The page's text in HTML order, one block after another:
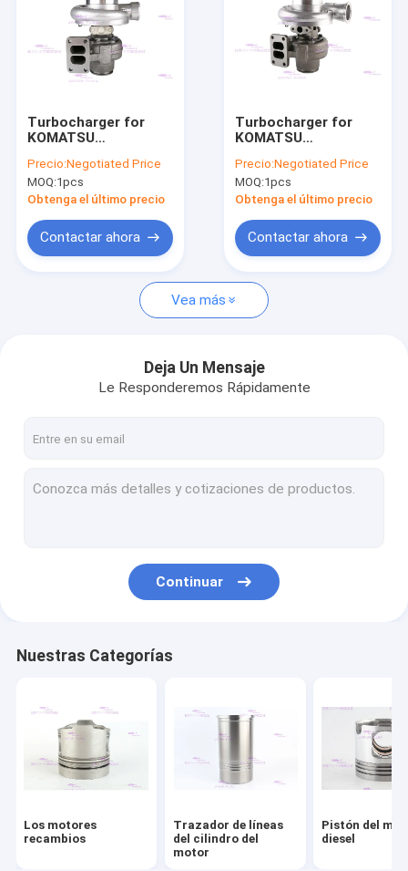
VR Show
Sobre nosotros
Contacto
Solicitar una cotización
Trazador de líneas del cilindro del motor
Pistón del motor diesel
Equipo de la junta del motor
Reemplazo del disco de embrague
Inyector de combustible diesel
Bomba del extractor del aceite
Turbocharger for
KOMATSU
81-8031
Precio:Negotiated Price
MOQ:1pcs
Obtenga el último precio
Contactar ahora
Turbocharger for
KOMATSU
81-8090
Precio:Negotiated Price
MOQ:1pcs
Obtenga el último precio
Contactar ahora
Vea más
Deja Un Mensaje
Le Responderemos Rápidamente
Continuar
Nuestras Categorías
Los motores
recambios
Trazador de líneas
del cilindro del
motor
Pistón del
diesel